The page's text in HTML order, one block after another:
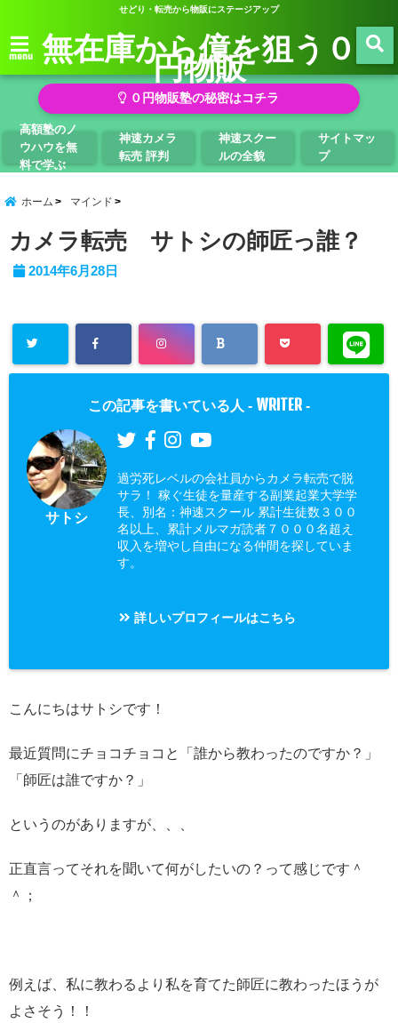
せどり・転売から物販にステージアップ
menu 無在庫から億を狙う０
円物販
０円物販塾の秘密はコチラ
高額塾のノ
ウハウを無
料で学ぶ
神速カメラ
転売 評判
神速スクー
ルの全貌
サイトマッ
プ
ホーム マインド
カメラ転売 サトシの師匠っ誰？
2014年6月28日
この記事を書いている人 - WRITER -
サトシ
過労死レベルの会社員からカメラ転売で脱
サラ！ 稼ぐ生徒を量産する副業起業大学学
長、別名：神速スクール 累計生徒数３００
名以上、累計メルマガ読者７０００名超え
収入を増やし自由になる仲間を探していま
す。
詳しいプロフィールはこちら
こんにちはサトシです！
最近質問にチョコチョコと「誰から教わったのですか？」
「師匠は誰ですか？」
というのがありますが、、、
正直言ってそれを聞いて何がしたいの？って感じです＾
＾；
例えば、私に教わるより私を育てた師匠に教わったほうが
よさそう！！